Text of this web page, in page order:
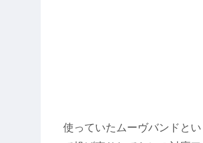
使っていたムーヴバンドと